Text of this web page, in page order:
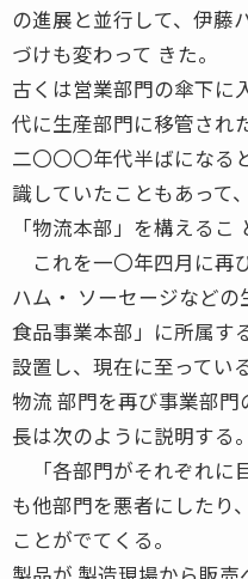
の進展と並行して、伊藤
づけも変わって きた。
古くは営業部門の傘下に
代に生産部門に移管され
二〇〇〇年代半ばになる
識していたこともあって
「物流本部」を構えるこ
これを一〇年四月に再
ハム・ ソーセージなど
食品事業本部」に所属す
設置し、現在に至っている
物流 部門を再び事業部
長は次のように説明する。
「各部門がそれぞれに
も他部門を悪者にしたり
ことがでてくる。